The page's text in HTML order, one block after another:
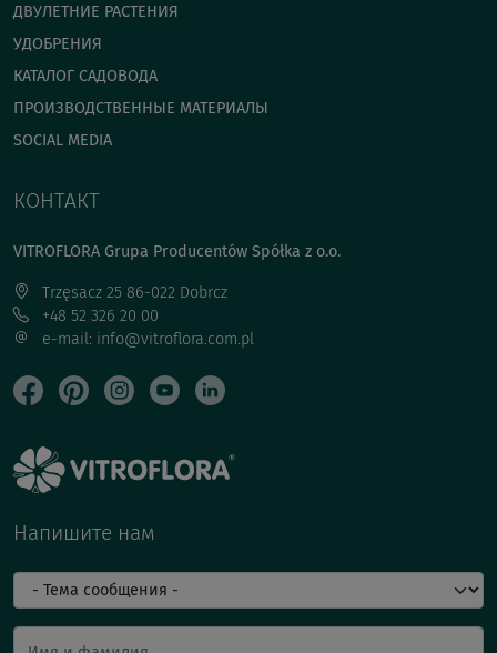
ДВУЛЕТНИЕ РАСТЕНИЯ
УДОБРЕНИЯ
КАТАЛОГ САДОВОДА
ПРОИЗВОДСТВЕННЫЕ МАТЕРИАЛЫ
SOCIAL MEDIA
КОНТАКТ
VITROFLORA Grupa Producentów Spółka z o.o.
Trzęsacz 25 86-022 Dobrcz
+48 52 326 20 00
e-mail: info@vitroflora.com.pl
Напишите нам